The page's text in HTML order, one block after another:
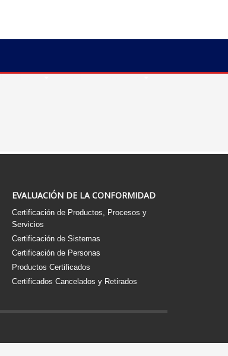
EVALUACIÓN DE LA CONFORMIDAD
Certificación de Productos, Procesos y
Servicios
Certificación de Sistemas
Certificación de Personas
Productos Certificados
Certificados Cancelados y Retirados